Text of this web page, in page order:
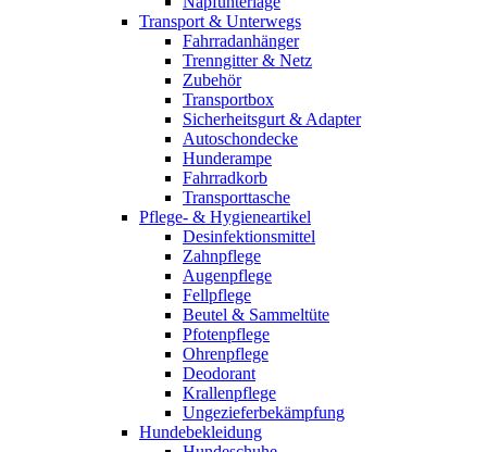
Transport & Unterwegs
Fahrradanhänger
Trenngitter & Netz
Zubehör
Transportbox
Sicherheitsgurt & Adapter
Autoschondecke
Hunderampe
Fahrradkorb
Transporttasche
Pflege- & Hygieneartikel
Desinfektionsmittel
Zahnpflege
Augenpflege
Fellpflege
Beutel & Sammeltüte
Pfotenpflege
Ohrenpflege
Deodorant
Krallenpflege
Ungezieferbekämpfung
Hundebekleidung